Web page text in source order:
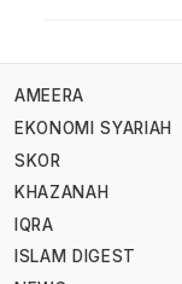
AMEERA
EKONOMI SYARIAH
SKOR
KHAZANAH
IQRA
ISLAM DIGEST